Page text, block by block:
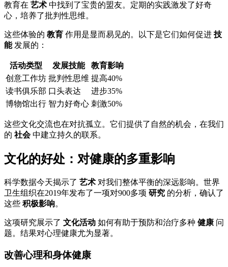
教育在 艺术 中找到了宝贵的盟友。定期的实践激发了好奇
心，培养了批判性思维。
这些体验的 教育 作用是显而易见的。以下是它们如何促进 技
能发展的：
活动类型 发展技能
教育影响
创意工作坊 批判性思维 提高40%
读书俱乐部 口头表达
进步35%
博物馆出行 智力好奇心 刺激50%
这些文化交流也在对抗孤立。它们提供了自然的机会，在我们
的 社会中建立持久的联系。
文化的好处：对健康的多重影响
科学数据今天揭示了 艺术 对我们整体平衡的深远影响。世界
卫生组织在2019年发布了一项对900多项 研究 的分析，确认了
这些 积极影响。
这项研究展示了 文化活动 如何有助于预防和治疗多种 健康 问
题。结果对心理健康尤为显著。
改善心理和身体健康